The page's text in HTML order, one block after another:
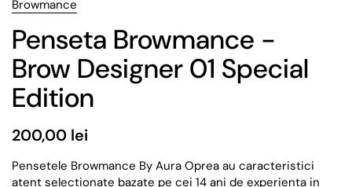
Browmance
Penseta Browmance -
Brow Designer 01 Special
Edition
200,00 lei
Pensetele Browmance By Aura Oprea au caracteristici
atent selectionate bazate pe cei 14 ani de experienta in